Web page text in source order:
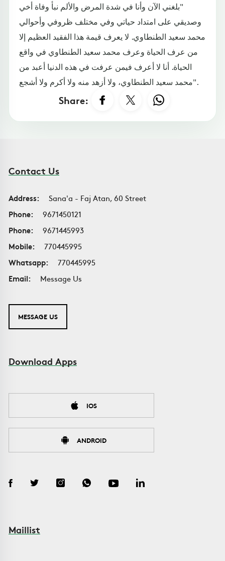
"بلغني الآن وأنا في شدة المرض والألم نبأ وفاة أخي
وصديقي على امتداد حياتي وفي مختلف ظروفي وأحوالي
محمد سعيد الطنطاوي. لا يعرف قيمة هذا الفقيد العظيم إلا
من عرف الحياة وعرف محمد سعيد الطنطاوي في واقع
الحياة. أنا لا أعرف فيمن عرفت في هذه الدنيا أعبد من
محمد سعيد الطنطاوي، ولا أزهد منه ولا أكرم ولا أشجع".
Share:
Contact Us
Address:
Sana'a - Faj Atan, 60 Street
Phone:
9671450121
Phone:
9671445993
Mobile:
770445995
Whatsapp:
770445995
Email:
Message Us
MESSAGE US
Download Apps
IOS
ANDROID
Maillist